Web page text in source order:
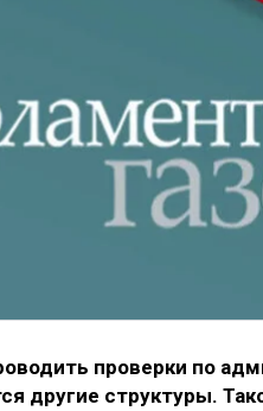
проверки по
другие структуры.